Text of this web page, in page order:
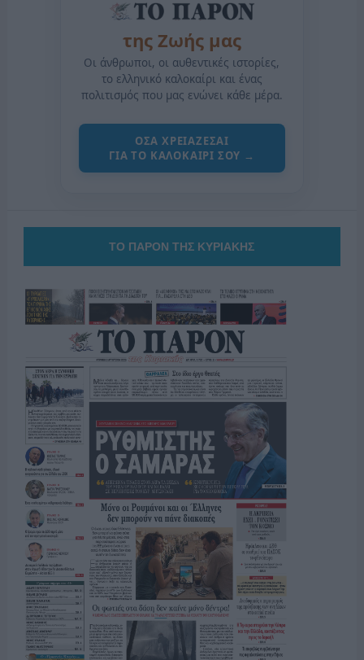
της Ζωής μας
Οι άνθρωποι, οι αυθεντικές ιστορίες,
το ελληνικό καλοκαίρι και ένας
πολιτισμός που μας ενώνει κάθε μέρα.
ΟΣΑ ΧΡΕΙΑΖΕΣΑΙ
ΓΙΑ ΤΟ ΚΑΛΟΚΑΙΡΙ ΣΟΥ →
ΤΟ ΠΑΡΟΝ ΤΗΣ ΚΥΡΙΑΚΗΣ